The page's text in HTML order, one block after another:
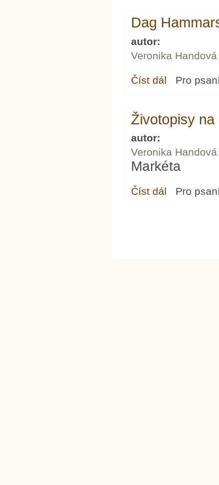
Dag
autor:
Veronika Handová
Číst dál Dag Hammarskjöld
Pro
Životopisy na
autor:
Veronika Handová
Markéta
Číst dál Životopisy na léto:
Pro